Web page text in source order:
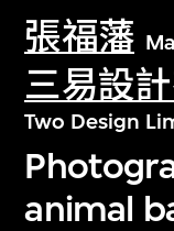
張福藩
三易設
Two Design
animal
文化藏品。